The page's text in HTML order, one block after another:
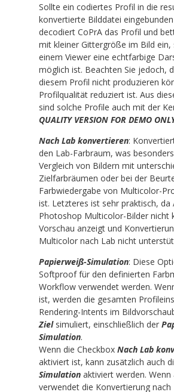
Sollte ein codiertes Profil in die
konvertierte Bilddatei
decodiert CoPrA das Profil und
mit kleiner Gittergröße im Bild ein,
einem Viewer eine echtfarbige
möglich ist. Beachten Sie jedoch,
diesem Profil nicht produzieren
Profilqualität reduziert ist. Aus
sind solche Profile auch mit der
QUALITY VERSION FOR DEMO
Nach Lab konvertieren:
den Lab-Farbraum, was
Vergleich von Bildern mit
Zielfarbräumen oder bei der
Farbwiedergabe von Multicolor-
ist. Letzteres ist sehr praktisch, da
Photoshop Multicolor-Bilder nicht
Vorschau anzeigt und
Multicolor nach Lab nicht
Papierweiß-Simulation: Diese
Softproof für den definierten
Workflow verwendet werden.
ist, werden die gesamten
Rendering-Intents im
Zielsimuliert, einschließlich der
Simulation.
Wenn die Checkbox Nach Lab
aktiviert ist, kann zusätzlich auch
Simulationaktiviert werden. Wenn
verwendet die Konvertierung nach